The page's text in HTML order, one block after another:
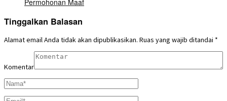
Permohonan Maaf
Tinggalkan Balasan
Alamat email Anda tidak akan dipublikasikan. Ruas yang wajib ditandai *
Komentar